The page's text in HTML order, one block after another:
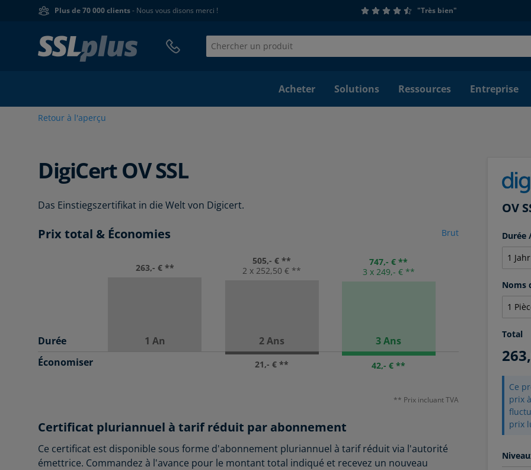
Plus de 70 000 clients- Nous vous disons merci ! "Très bien"
Acheter Solutions Ressources Entreprise
Retour à l'aperçu
DigiCertOV SSL
Das Einstiegszertifikat in die Welt von Digicert.
Prix total & Économies Brut
Durée
Économiser
263,- € **
1 An
505,- € **
2 x 252,50 € **
2 Ans
21,- € **
747,- € **
3 x 249,- € **
3 Ans
42,- € **
** Prix incluant TVA
Certificat pluriannuel à tarif réduit par abonnement
Ce certificat est disponible sous forme d'abonnement pluriannuel à tarif réduit via l'autorité
émettrice. Commandez à l'avance pour le montant total indiqué et recevez un nouveau
OV
Durée
Noms
Total
Ce
prix
prix